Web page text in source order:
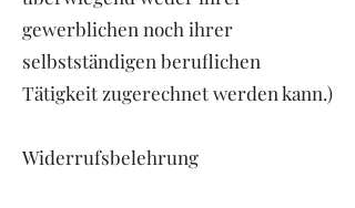
gewerblichen noch ihrer
selbstständigen beruflichen
Tätigkeit zugerechnet werden kann.)
Widerrufsbelehrung